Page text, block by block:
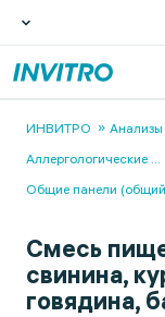
ИНВИТРО Анализы
Аллергологические ...
Общие панели (общий
Смесь
cвинина,
говядина,